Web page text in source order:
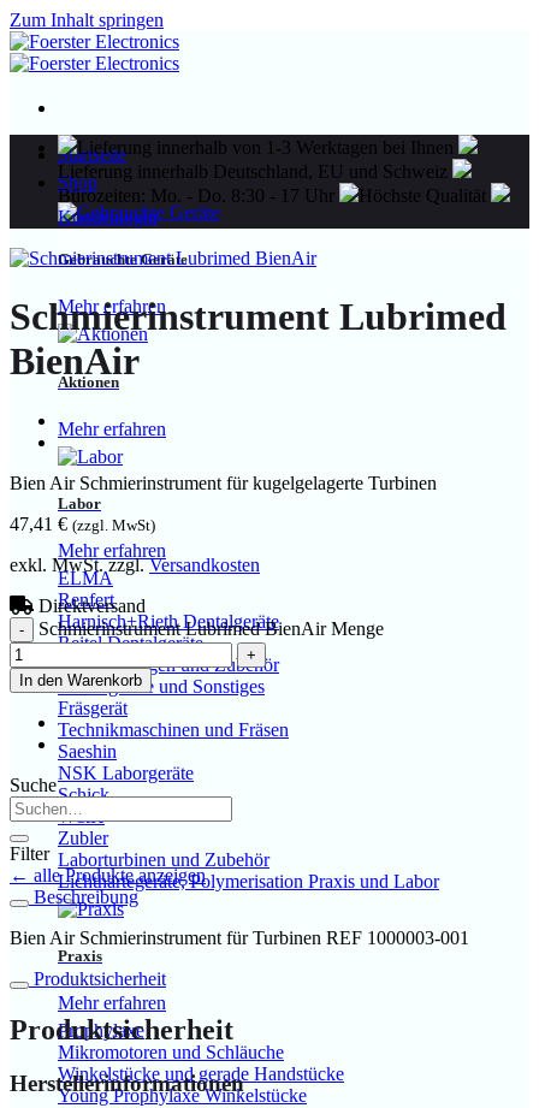
Zum Inhalt springen
Startseite
Shop
Gebrauchte Geräte
Mehr erfahren
Aktionen
Mehr erfahren
Labor
Mehr erfahren
ELMA
Renfert
Harnisch+Rieth Dentalgeräte
Reitel Dentalgeräte
Absauganlagen und Zubehör
Dentalgeräte und Sonstiges
Fräsgerät
Technikmaschinen und Fräsen
Saeshin
NSK Laborgeräte
Schick
W&H
Zubler
Laborturbinen und Zubehör
Lichthärtegeräte, Polymerisation Praxis und Labor
Praxis
Mehr erfahren
Prophylaxe
Mikromotoren und Schläuche
Winkelstücke und gerade Handstücke
Young Prophylaxe Winkelstücke
Lieferung innerhalb von 1-3 Werktagen bei Ihnen
Lieferung innerhalb Deutschland, EU und Schweiz
Bürozeiten: Mo. - Do. 8:30 - 17 Uhr
Höchste Qualität
Kundenlogin
Schmierinstrument Lubrimed
BienAir
Bien Air Schmierinstrument für kugelgelagerte Turbinen
47,41 € (zzgl. MwSt)
exkl. MwSt. zzgl.Versandkosten
Direktversand
Schmierinstrument Lubrimed BienAir Menge
In den Warenkorb
Suche
Filter
← alle Produkte anzeigen
Beschreibung
Bien Air Schmierinstrument für Turbinen REF 1000003-001
Produktsicherheit
Produktsicherheit
Herstellerinformationen